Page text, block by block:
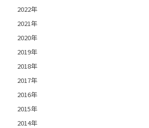
2022年
2021年
2020年
2019年
2018年
2017年
2016年
2015年
2014年